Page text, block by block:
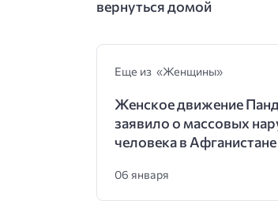
вернуться домой
Еще из «Женщины»
Женское движение
заявило о массовых
человека в Афганистане
06 января